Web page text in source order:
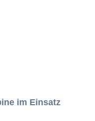
im Einsatz